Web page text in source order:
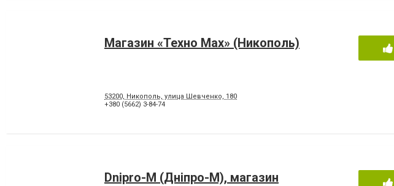
Магазин «Техно Мах» (Никополь)
53200, Никополь, улица Шевченко, 180
+380 (5662) 3-84-74
Dnipro-M (Дніпро-М), магазин